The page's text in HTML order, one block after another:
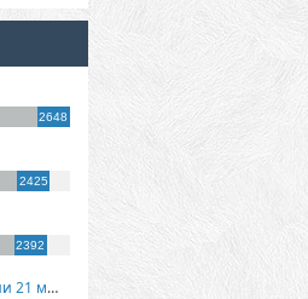
2648
2425
2392
Поздравляю с днём поэзии 21 марта!